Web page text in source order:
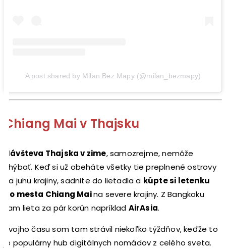
A post shared by Milan Bez Mapy (@milan_bezmapy)
Chiang Mai v Thajsku
Návšteva Thajska v zime, samozrejme, nemôže
chýbať. Keď si už obeháte všetky tie preplnené ostrovy
na juhu krajiny, sadnite do lietadla a kúpte si letenku
do mesta Chiang Maina severe krajiny. Z Bangkoku
tam lieta za pár korún napríklad AirAsia.
Svojho času som tam strávil niekoľko týždňov, keďže to
je populárny hub digitálnych nomádov z celého sveta.